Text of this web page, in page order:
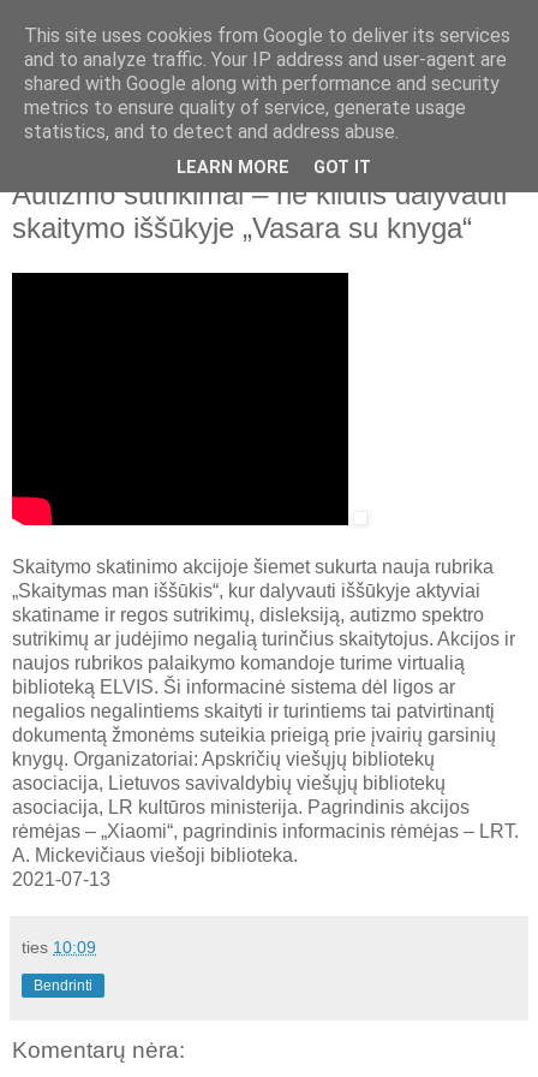
2021 m. liepos 13 d., antradienis
A. Mickevičiaus viešoji biblioteka.
Autizmo sutrikimai – ne kliūtis dalyvauti
skaitymo iššūkyje „Vasara su knyga“
Skaitymo skatinimo akcijoje šiemet sukurta nauja rubrika
„Skaitymas man iššūkis“, kur dalyvauti iššūkyje aktyviai
skatiname ir regos sutrikimų, disleksiją, autizmo spektro
sutrikimų ar judėjimo negalią turinčius skaitytojus. Akcijos ir
naujos rubrikos palaikymo komandoje turime virtualią
biblioteką ELVIS. Ši informacinė sistema dėl ligos ar
negalios negalintiems skaityti ir turintiems tai patvirtinantį
dokumentą žmonėms suteikia prieigą prie įvairių garsinių
knygų. Organizatoriai: Apskričių viešųjų bibliotekų
asociacija, Lietuvos savivaldybių viešųjų bibliotekų
asociacija, LR kultūros ministerija. Pagrindinis akcijos
rėmėjas – „Xiaomi“, pagrindinis informacinis rėmėjas – LRT.
A. Mickevičiaus viešoji biblioteka.
2021-07-13
ties 10:09
Bendrinti
Komentarų nėra:
This site uses cookies from Google to deliver its services
and to analyze traffic. Your IP address and user-agent are
shared with Google along with performance and security
metrics to ensure quality of service, generate usage
statistics, and to detect and address abuse.
LEARN MORE GOT IT